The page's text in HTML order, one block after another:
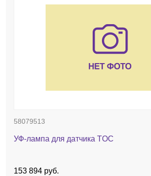
58079513
УФ-лампа для датчика TOC
153 894 руб.